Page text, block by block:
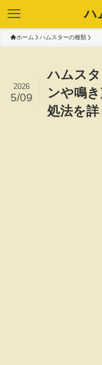
ハ
ホーム ハムスターの種類
ハムス
ンや鳴
処法を
2026
5/09